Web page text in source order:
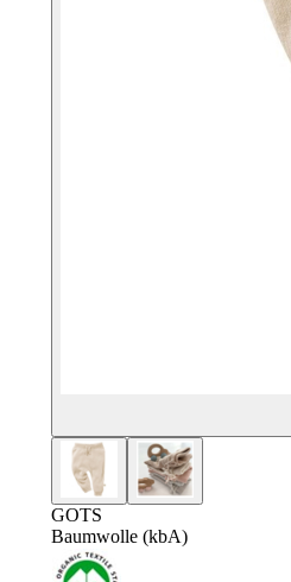
GOTS
Baumwolle (kbA)